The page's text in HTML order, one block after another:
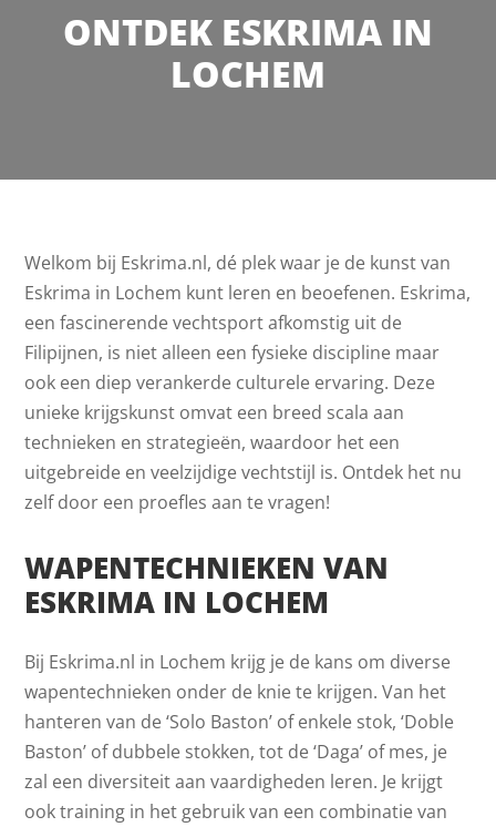
ONTDEK ESKRIMA IN
LOCHEM
Welkom bij Eskrima.nl, dé plek waar je de kunst van
Eskrima in Lochem kunt leren en beoefenen. Eskrima,
een fascinerende vechtsport afkomstig uit de
Filipijnen, is niet alleen een fysieke discipline maar
ook een diep verankerde culturele ervaring. Deze
unieke krijgskunst omvat een breed scala aan
technieken en strategieën, waardoor het een
uitgebreide en veelzijdige vechtstijl is. Ontdek het nu
zelf door een proefles aan te vragen!
WAPENTECHNIEKEN VAN
ESKRIMA IN LOCHEM
Bij Eskrima.nl in Lochem krijg je de kans om diverse
wapentechnieken onder de knie te krijgen. Van het
hanteren van de ‘Solo Baston’ of enkele stok, ‘Doble
Baston’ of dubbele stokken, tot de ‘Daga’ of mes, je
zal een diversiteit aan vaardigheden leren. Je krijgt
ook training in het gebruik van een combinatie van